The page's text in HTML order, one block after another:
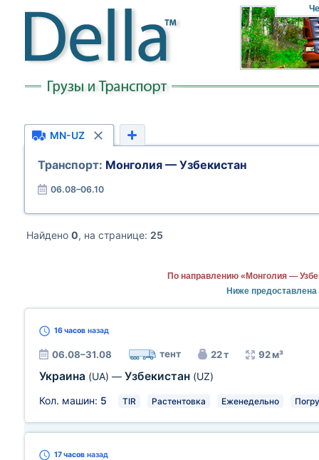
MN-UZ
Транспорт: Монголия — Узбекистан
06.08–06.10
Найдено 0, на странице: 25
По направлению «Монголия —
Ниже
16 часов назад
06.08–31.08 тент 22 т 92 м³
Украина (UA) — Узбекистан (UZ)
Кол. машин: 5 TIR Растентовка Еженедельно
17 часов назад